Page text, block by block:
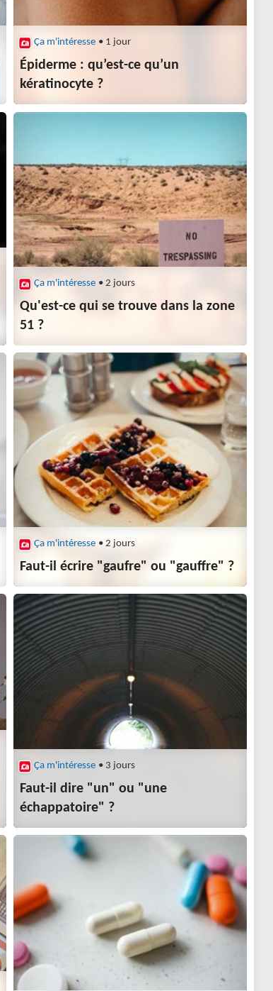
Ça m'intéresse • 1 jour
Épiderme : qu’est-ce qu’un
kératinocyte ?
Ça m'intéresse • 2 jours
Qu'est-ce qui se trouve dans la zone
51 ?
Ça m'intéresse • 2 jours
Faut-il écrire "gaufre" ou "gauffre" ?
Ça m'intéresse • 3 jours
Faut-il dire "un" ou "une
échappatoire" ?